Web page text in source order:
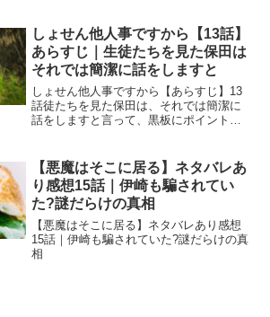
しょせん他人事ですから【13話】
あらすじ｜生徒たちを見た保田は
それでは簡潔に話をしますと
しょせん他人事ですから【あらすじ】13
話徒たちを見た保田は、それでは簡潔に
話をしますと言って、黒板にポイントを
【悪魔はそこに居る】ネタバレあ
り感想15話｜伊崎も騙されてい
た?謎だらけの真相
【悪魔はそこに居る】ネタバレあり感想
15話｜伊崎も騙されていた?謎だらけの真
相